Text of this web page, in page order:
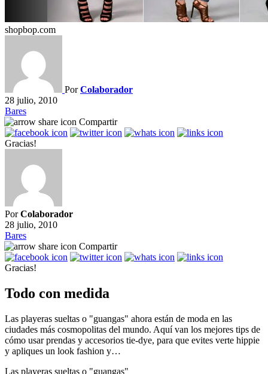
shopbop.com
PorColaborador
28 julio, 2010
Bares
Compartir
Gracias!
PorColaborador
28 julio, 2010
Bares
Compartir
Gracias!
Todo con medida
Las playeras sueltas o "guangas" ahora están de moda en las
ciudades más cosmopolitas del mundo. Aquí van los mejores tips de
cómo usar prendas y accesorios tie-dye, para que evites verte hippie
y apliques un look fashion y…
Las playeras sueltas o "guangas"